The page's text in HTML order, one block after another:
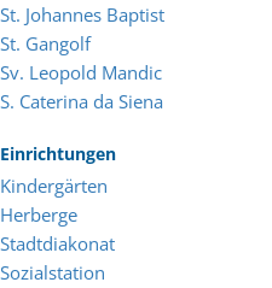
St. Johannes Baptist
St. Gangolf
Sv. Leopold Mandic
S. Caterina da Siena
Einrichtungen
Kindergärten
Herberge
Stadtdiakonat
Sozialstation